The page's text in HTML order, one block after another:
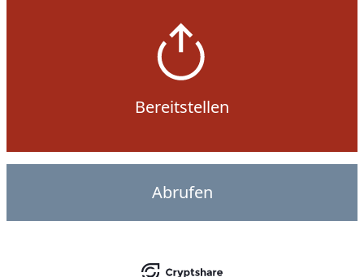
Bereitstellen
Abrufen